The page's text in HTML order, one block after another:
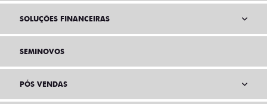
SOLUÇÕES FINANCEIRAS
SEMINOVOS
PÓS VENDAS